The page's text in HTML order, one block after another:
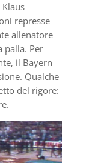
represse
allenatore
palla. Per
il Bayern
Qualche
del rigore: